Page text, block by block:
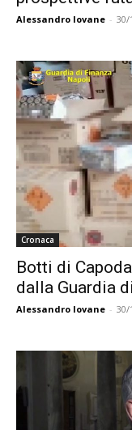
Alessandro Iovane - 30/
Cronaca
Botti di
dalla Guardia
Alessandro Iovane - 30/